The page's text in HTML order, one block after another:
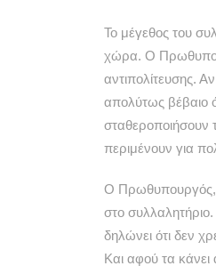
Το μέγεθος του
χώρα. Ο
αντιπολίτευσης.
απολύτως βέβαιο
σταθεροποιήσουν
περιμένουν για
Ο Πρωθυπουργός,
στο
δηλώνει ότι δεν
Και αφού τα